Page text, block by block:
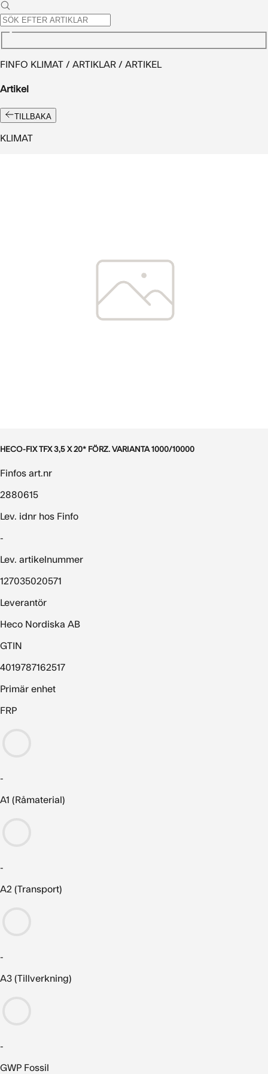
FINFO KLIMAT / ARTIKLAR / ARTIKEL
Artikel
TILLBAKA
KLIMAT
HECO-FIX TFX 3,5 X 20* FÖRZ. VARIANTA 1000/10000
Finfos art.nr
2880615
Lev. idnr hos Finfo
-
Lev. artikelnummer
127035020571
Leverantör
Heco Nordiska AB
GTIN
4019787162517
Primär enhet
FRP
-
A1 (Råmaterial)
-
A2 (Transport)
-
A3 (Tillverkning)
-
GWP Fossil